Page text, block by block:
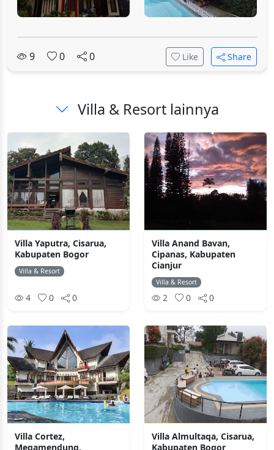
9 0 0 Like Share
Villa & Resort lainnya
Villa Yaputra, Cisarua,
Kabupaten Bogor
Villa & Resort
4 0 0
Villa Anand Bavan,
Cipanas, Kabupaten
Cianjur
Villa & Resort
2 0 0
Villa Cortez,
Megamendung,
Villa Almultaqa, Cisarua,
Kabupaten Bogor